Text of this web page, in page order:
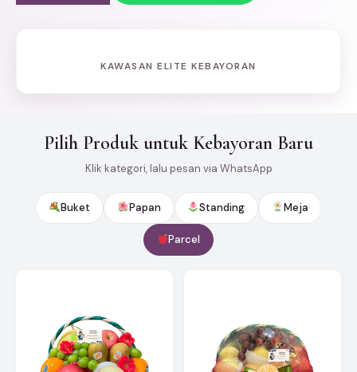
KAWASAN ELITE KEBAYORAN
Pilih Produk untuk Kebayoran Baru
Klik kategori, lalu pesan via WhatsApp
Buket Papan Standing Meja
Parcel